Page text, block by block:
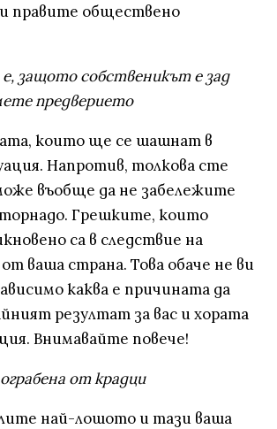
правите обществено
защото собственикът е зад
предверието
които ще се шашнат в
Напротив, толкова сте
въобще да не забележите
Грешките, които
са в следствие на
ваша страна. Това обаче не ви
каква е причината да
резултат за вас и хората
Внимавайте повече!
от крадци
най-лошото и тази ваша